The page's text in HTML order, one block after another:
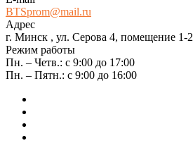
BTSprom@mail.ru
Адрес
г. Минск , ул. Серова 4, помещение 1-2
Режим работы
Пн. – Четв.: с 9:00 до 17:00
Пн. – Пятн.: с 9:00 до 16:00